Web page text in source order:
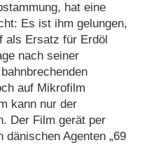
hat eine
Es ist ihm gelungen,
als Ersatz für Erdöl
nach seiner
auf Mikrofilm
kann nur der
Der Film gerät per
Agenten „69